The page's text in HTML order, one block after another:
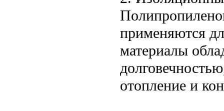
применяются
материалы
отопление и